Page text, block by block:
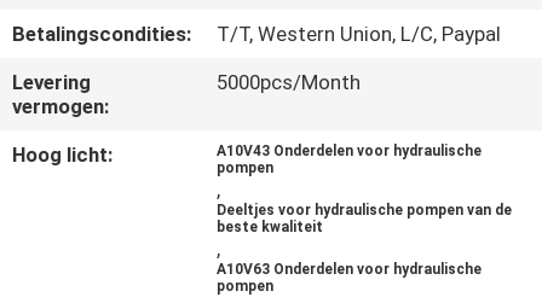
SITEMAP
PRIVACY
POLICY
Betalingscondities:
T/T, Western Union, L/C, Paypal
Levering
vermogen:
5000pcs/Month
Hoog licht:
A10V43 Onderdelen voor hydraulische
pompen
,
Deeltjes voor hydraulische pompen van de
beste kwaliteit
,
A10V63 Onderdelen voor hydraulische
pompen